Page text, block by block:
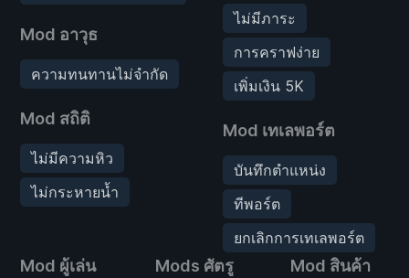
Mod อาวุธ
ความทนทานไม่จำกัด
Mod สถิติ
ไม่มีความหิว
ไม่กระหายน้ำ
ไม่มีภาระ
การคราฟง่าย
เพิ่มเงิน 5K
Mod เทเลพอร์ต
บันทึกตำแหน่ง
ทีพอร์ต
ยกเลิกการเทเลพอร์ต
Mod ผู้เล่น Mods ศัตรู Mod สินค้า